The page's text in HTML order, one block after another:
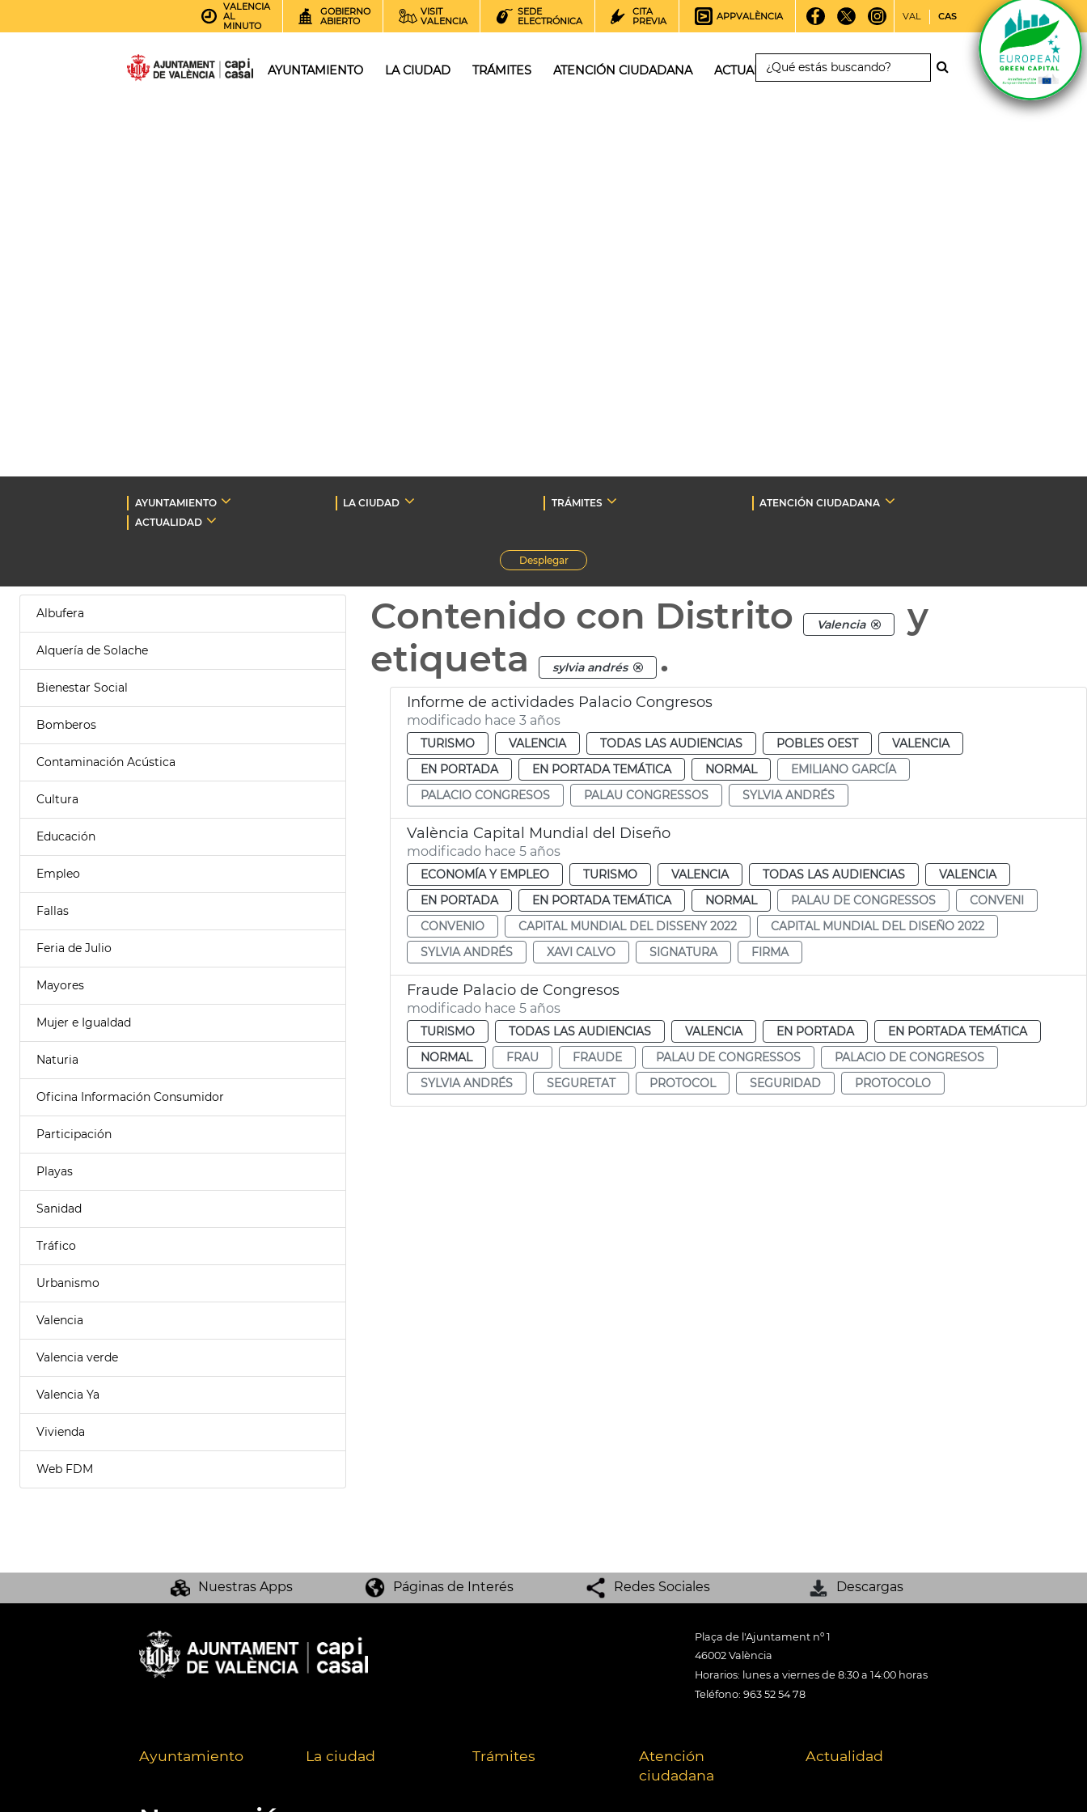
VALENCIA
AL
MINUTO
GOBIERNO
ABIERTO
VISIT
VALENCIA
SEDE
ELECTRÓNICA
CITA
PREVIA
APPVALÈNCIA VAL CAS
AYUNTAMIENTO LA CIUDAD TRÁMITES ATENCIÓN CIUDADANA ACTUALIDAD
AYUNTAMIENTO LA CIUDAD TRÁMITES
ATENCIÓN CIUDADANA
ACTUALIDAD
Desplegar
Albufera
Alquería de Solache
Bienestar Social
Bomberos
Contaminación Acústica
Cultura
Educación
Empleo
Fallas
Feria de Julio
Mayores
Mujer e Igualdad
Naturia
Oficina Información Consumidor
Participación
Playas
Sanidad
Tráfico
Urbanismo
Valencia
Valencia verde
Valencia Ya
Vivienda
Web FDM
Contenido con Distrito Valencia
y
etiqueta
sylvia andrés .
Informe de actividades Palacio Congresos
modificado hace 3 años
TURISMO VALENCIA TODAS LAS AUDIENCIAS POBLES OEST
VALENCIA
EN PORTADA
EN PORTADA TEMÁTICA NORMAL
EMILIANO GARCÍA
PALACIO CONGRESOS
PALAU CONGRESSOS SYLVIA ANDRÉS
València Capital Mundial del Diseño
modificado hace 5 años
ECONOMÍA Y EMPLEO TURISMO VALENCIA TODAS LAS AUDIENCIAS
VALENCIA
EN PORTADA
EN PORTADA TEMÁTICA NORMAL PALAU DE CONGRESSOS
CONVENI
CONVENIO
CAPITAL MUNDIAL DEL DISSENY 2022
CAPITAL MUNDIAL DEL DISEÑO 2022
SYLVIA ANDRÉS
XAVI CALVO SIGNATURA FIRMA
Fraude Palacio de Congresos
modificado hace 5 años
TURISMO TODAS LAS AUDIENCIAS VALENCIA EN PORTADA
EN PORTADA TEMÁTICA
NORMAL
FRAU FRAUDE PALAU DE CONGRESSOS
PALACIO DE CONGRESOS
SYLVIA ANDRÉS
SEGURETAT PROTOCOL SEGURIDAD PROTOCOLO
Nuestras Apps Páginas de Interés Redes Sociales Descargas
Plaça de l'Ajuntament nº 1
46002 València
Horarios: lunes a viernes de 8:30 a 14:00 horas
Teléfono: 963 52 54 78
Ayuntamiento La ciudad Trámites
Atención
ciudadana
Actualidad